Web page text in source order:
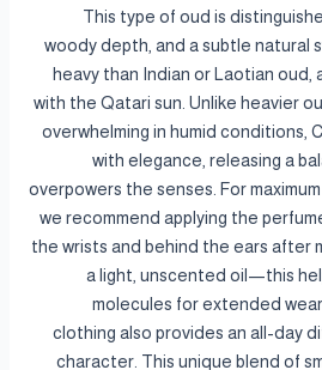
This type of oud is
woody depth, and a subtle natural
heavy than Indian or Laotian oud,
with the Qatari sun. Unlike heavier
overwhelming in humid conditions,
with elegance, releasing a
overpowers the senses. For
we recommend applying the
the wrists and behind the ears after
a light, unscented oil—this
molecules for extended
clothing also provides an all-day
character. This unique blend of